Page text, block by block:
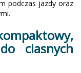
podczas jazdy oraz
ciasnych